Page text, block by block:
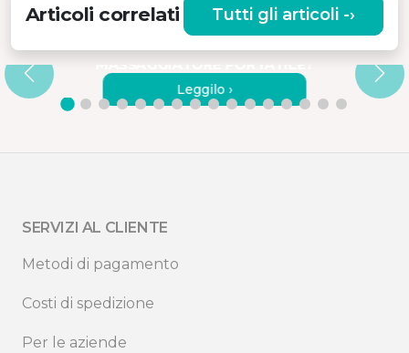
Articoli correlati Tutti gli articoli -›
COME UTILIZZARE
CORRETTAMENTE UN
MASSAGGIATORE PORTATILE?
Leggilo ›
SERVIZI AL CLIENTE
Metodi di pagamento
Costi di spedizione
Per le aziende